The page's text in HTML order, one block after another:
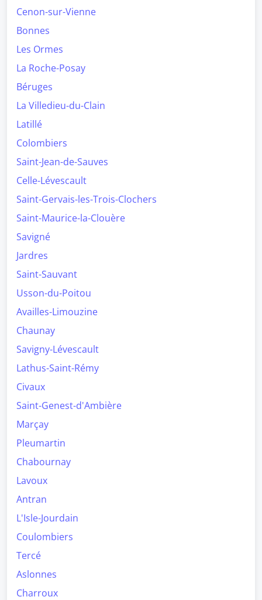
Cenon-sur-Vienne
Bonnes
Les Ormes
La Roche-Posay
Béruges
La Villedieu-du-Clain
Latillé
Colombiers
Saint-Jean-de-Sauves
Celle-Lévescault
Saint-Gervais-les-Trois-Clochers
Saint-Maurice-la-Clouère
Savigné
Jardres
Saint-Sauvant
Usson-du-Poitou
Availles-Limouzine
Chaunay
Savigny-Lévescault
Lathus-Saint-Rémy
Civaux
Saint-Genest-d'Ambière
Marçay
Pleumartin
Chabournay
Lavoux
Antran
L'Isle-Jourdain
Coulombiers
Tercé
Aslonnes
Charroux